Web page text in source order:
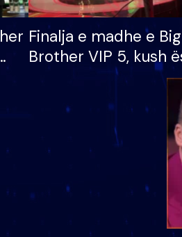
Finalja e madhe e Big
Brother VIP 5, kush
banori i parë që lë
dhe humb
të fituar çmimin e